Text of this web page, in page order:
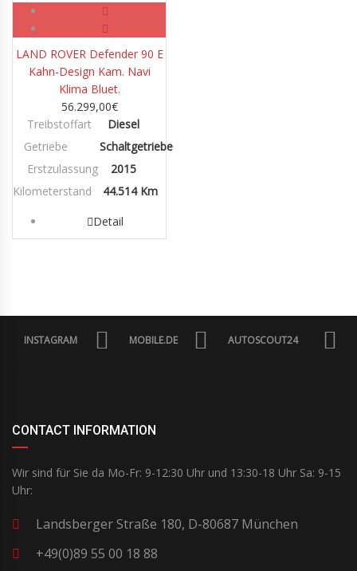
LAND ROVER Defender 90 E
Kahn-Design Kam. Navi
Klima Bluet.
56.299,00€
Treibstoffart
Diesel
Getriebe
Schaltgetriebe
Erstzulassung
2015
Kilometerstand
44.514 Km
Detail
INSTAGRAM MOBILE.DE AUTOSCOUT24
CONTACT INFORMATION
Wir sind für Sie da Mo-Fr: 9-12:30 Uhr und 13:30-18 Uhr Sa: 9-15
Uhr:
Landsberger Straße 180, D-80687 München
+49(0)89 55 00 18 88